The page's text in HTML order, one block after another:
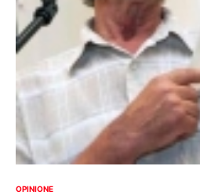
OPINIONE